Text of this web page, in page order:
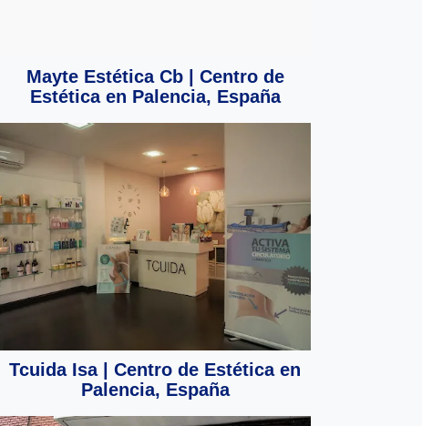
Mayte Estética Cb | Centro de
Estética en Palencia, España
Tcuida Isa | Centro de Estética en
Palencia, España